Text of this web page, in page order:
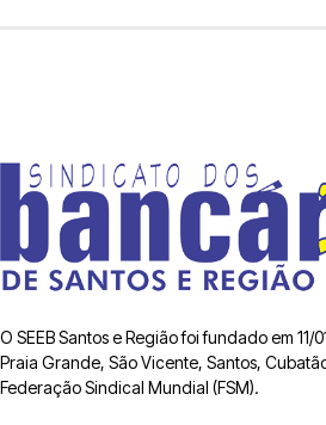
O SEEB Santos e Região foi fundado em
Praia Grande, São Vicente, Santos,
Federação Sindical Mundial (FSM).